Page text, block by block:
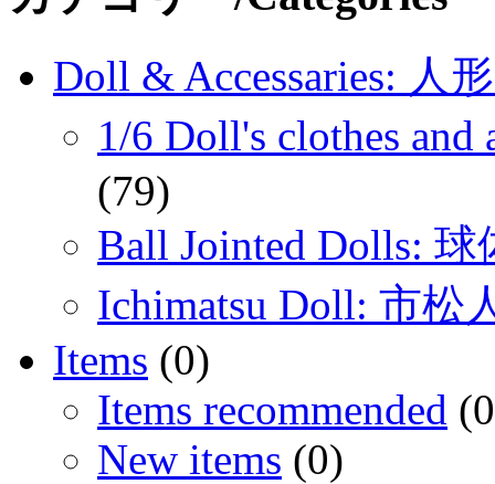
Doll & Accessaries: 人
1/6 Doll's clothes
(79)
Ball Jointed Dolls:
Ichimatsu Doll: 市松
Items (0)
Items recommended
New items (0)